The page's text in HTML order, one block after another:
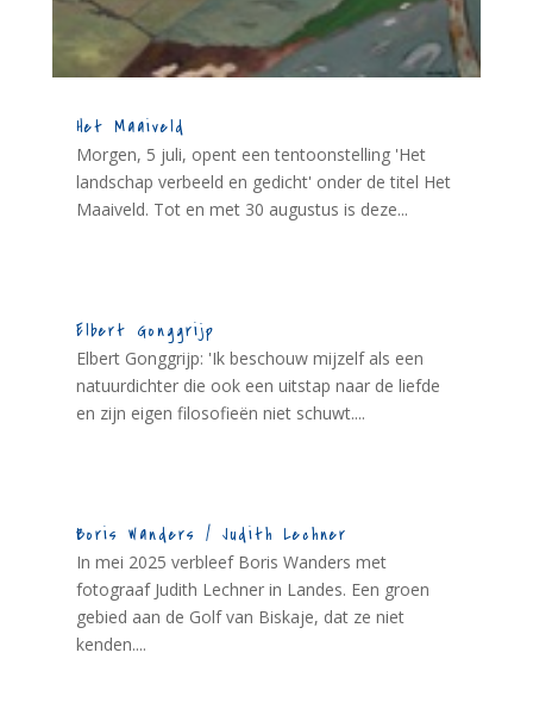
Het Maaiveld
Morgen, 5 juli, opent een tentoonstelling 'Het
landschap verbeeld en gedicht' onder de titel Het
Maaiveld. Tot en met 30 augustus is deze...
Elbert Gonggrijp
Elbert Gonggrijp: 'Ik beschouw mijzelf als een
natuurdichter die ook een uitstap naar de liefde
en zijn eigen filosofieën niet schuwt....
Boris Wanders / Judith Lechner
In mei 2025 verbleef Boris Wanders met
fotograaf Judith Lechner in Landes. Een groen
gebied aan de Golf van Biskaje, dat ze niet
kenden....